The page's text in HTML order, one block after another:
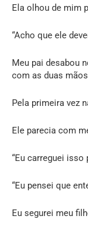
Ela olhou de mim
“Acho que ele
Meu pai desabou
com as duas
Pela primeira vez
Ele parecia com
“Eu carreguei
“Eu pensei que
Eu segurei meu